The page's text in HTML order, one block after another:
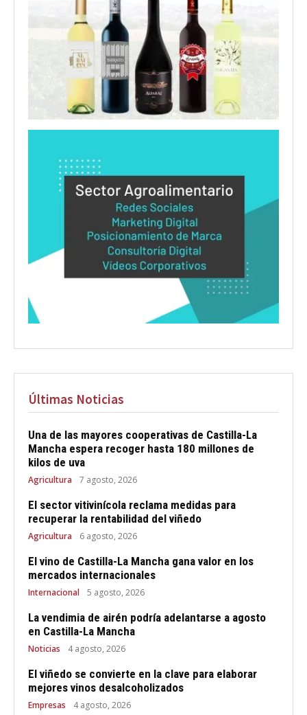
Últimas Noticias
Una de las mayores cooperativas de Castilla-La
Mancha espera recoger hasta 180 millones de
kilos de uva
Agricultura 7 agosto, 2026
El sector vitivinícola reclama medidas para
recuperar la rentabilidad del viñedo
Agricultura 6 agosto, 2026
El vino de Castilla-La Mancha gana valor en los
mercados internacionales
Internacional 5 agosto, 2026
La vendimia de airén podría adelantarse a agosto
en Castilla-La Mancha
Noticias 4 agosto, 2026
El viñedo se convierte en la clave para elaborar
mejores vinos desalcoholizados
Empresas 4 agosto, 2026